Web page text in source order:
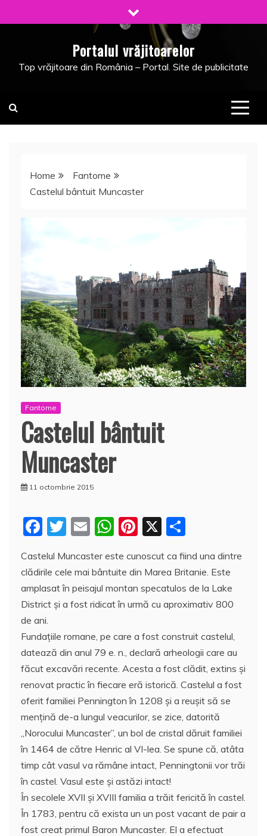
to
Portalul vrăjitoarelor
Top vrăjitoare din România – Portal. Site de publicitate
Home
Fantome
Castelul bântuit Muncaster
Fantome
Castelul bântuit
Muncaster
11 octombrie 2015
F
c
e
b
o
o
k
T
itt
er
E
ai
l
W
at
s
A
p
Pi
er
e
st
X
rt
aj
e
z
ă
Castelul Muncaster este cunoscut ca fiind una dintre
clădirile cele mai bântuite din Marea Britanie. Este
amplasat în peisajul montan specatulos de la Lake
District şi a fost ridicat în urmă cu aproximativ 800
de ani.
Fundaţiile romane, pe care a fost construit castelul,
datează din anul 79 e. n., declară arheologii care au
făcut excavări recente. Acesta a fost clădit, extins şi
renovat practic în fiecare eră istorică. Castelul a fost
oferit familiei Pennington în 1208 şi a reușit să se
mențină de-a lungul veacurilor, se zice, datorită
„Norocului Muncaster”, un bol de cristal dăruit familiei
în 1464 de către Henric al VI-lea. Se spune că, atâta
timp cât vasul va rămâne intact, Penningtonii vor trăi
în castel. Vasul este şi astăzi intact!
În secolele XVII şi XVIII familia a trăit fericită în castel.
În 1783, pentru că exista un un post vacant de pair a
fost creat primul Baron Muncaster. El a efectuat